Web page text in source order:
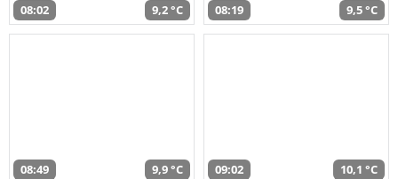
08:02 9,2 °C 08:19 9,5 °C
08:49 9,9 °C 09:02 10,1 °C